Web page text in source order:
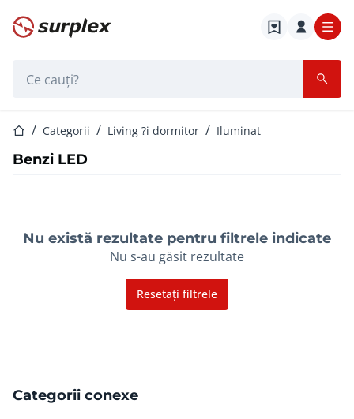
Pagina de start
Pagina de start
Categorii Living ?i dormitor Iluminat
Benzi LED
Nu există rezultate pentru filtrele indicate
Nu s-au găsit rezultate
Resetați filtrele
Categorii conexe